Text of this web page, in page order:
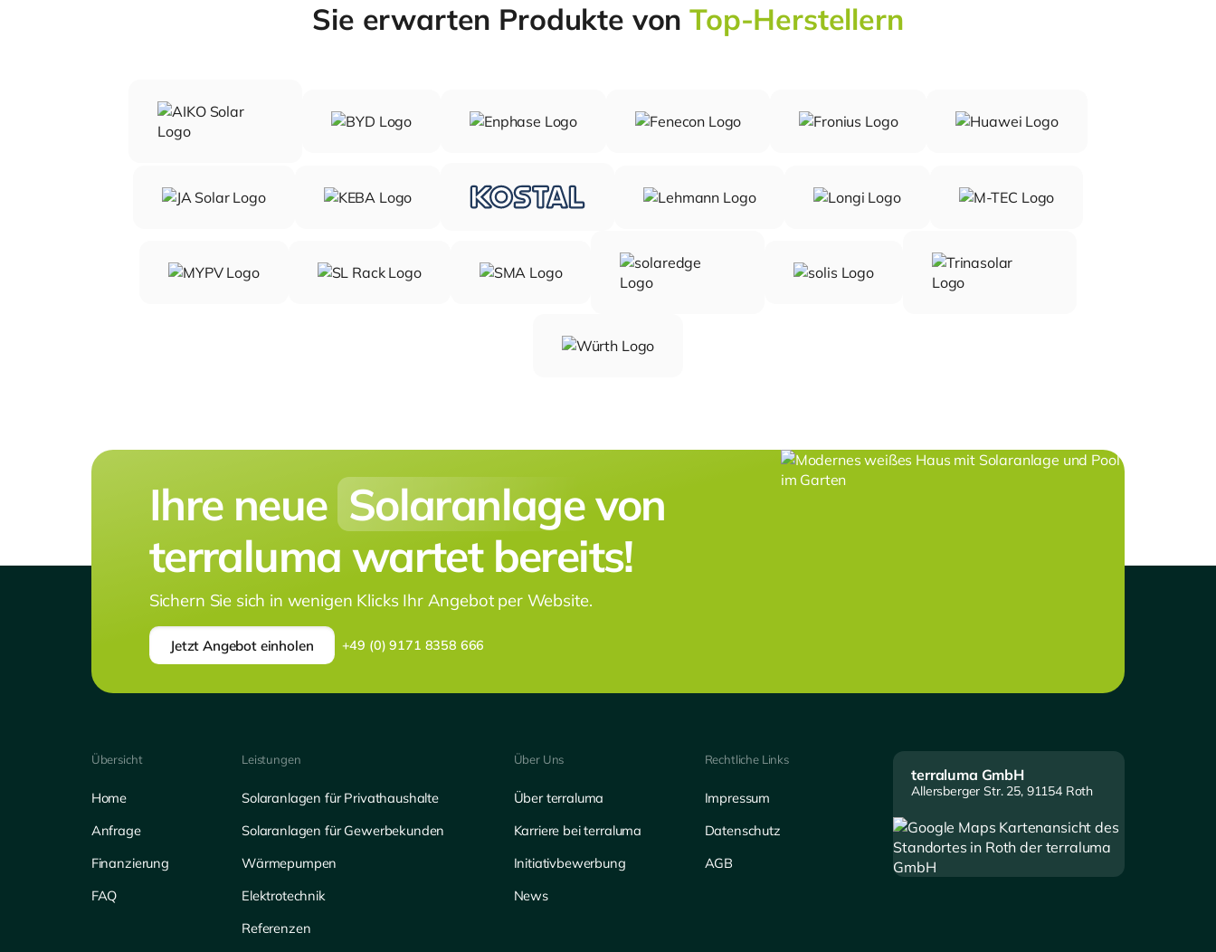
Sie erwarten Produkte vonTop-Herstellern
Ihre neue Solaranlagevon
terraluma wartet bereits!
Sichern Sie sich in wenigen Klicks Ihr Angebot per Website.
Jetzt Angebot einholen +49 (0) 9171 8358 666
Übersicht
Home
Anfrage
Finanzierung
FAQ
Leistungen
Solaranlagen für Privathaushalte
Solaranlagen für Gewerbekunden
Wärmepumpen
Elektrotechnik
Referenzen
Über Uns
Über terraluma
Karriere bei terraluma
Initiativbewerbung
News
Rechtliche Links
Impressum
Datenschutz
AGB
terraluma GmbH
Allersberger Str. 25, 91154 Roth